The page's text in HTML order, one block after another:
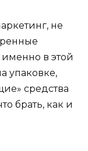
не
в этой
упаковке,
средства
брать, как и